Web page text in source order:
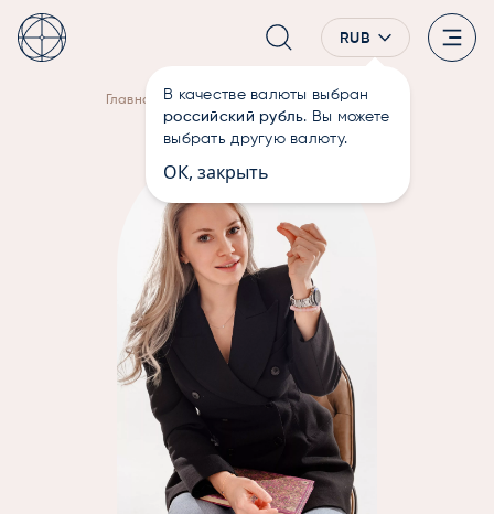
RUB
В качестве валюты выбран
российский рубль. Вы можете
выбрать другую валюту.
ОК, закрыть
Главная — Терапевты — Авсиевич Алеся